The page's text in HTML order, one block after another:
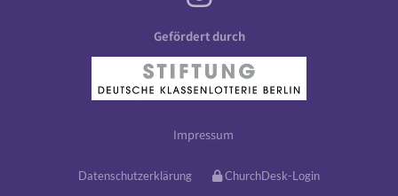
Gefördert durch
Impressum
Datenschutzerklärung ChurchDesk-Login